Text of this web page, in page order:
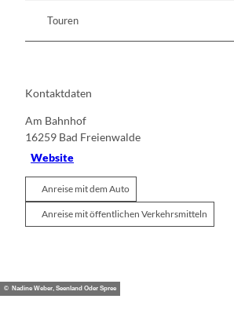
Touren
Kontaktdaten
Am Bahnhof
16259 Bad Freienwalde
Website
Anreise mit dem Auto
Anreise mit öffentlichen Verkehrsmitteln
© Nadine Weber, Seenland Oder Spree